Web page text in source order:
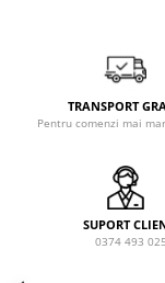
TRANSPORT
Pentru comenzi mai
SUPORT
0374 493 025